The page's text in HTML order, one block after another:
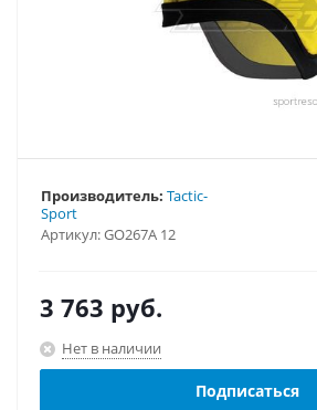
Артикул:GO267A 12
Производитель: Tactic-
Sport
3 763 руб.
Нет в наличии
Подписаться